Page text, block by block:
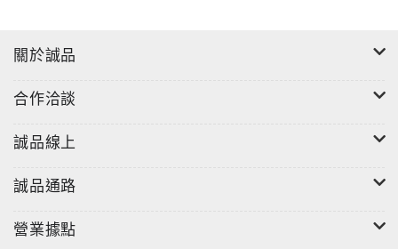
關於誠品
合作洽談
誠品線上
誠品通路
營業據點